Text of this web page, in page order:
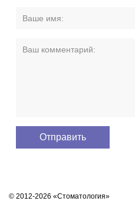
© 2012-2026 «Стоматология»